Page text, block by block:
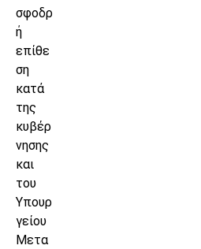
σφοδρ
ή
επίθε
ση
κατά
της
κυβέρ
νησης
και
του
Υπουρ
γείου
Μετα